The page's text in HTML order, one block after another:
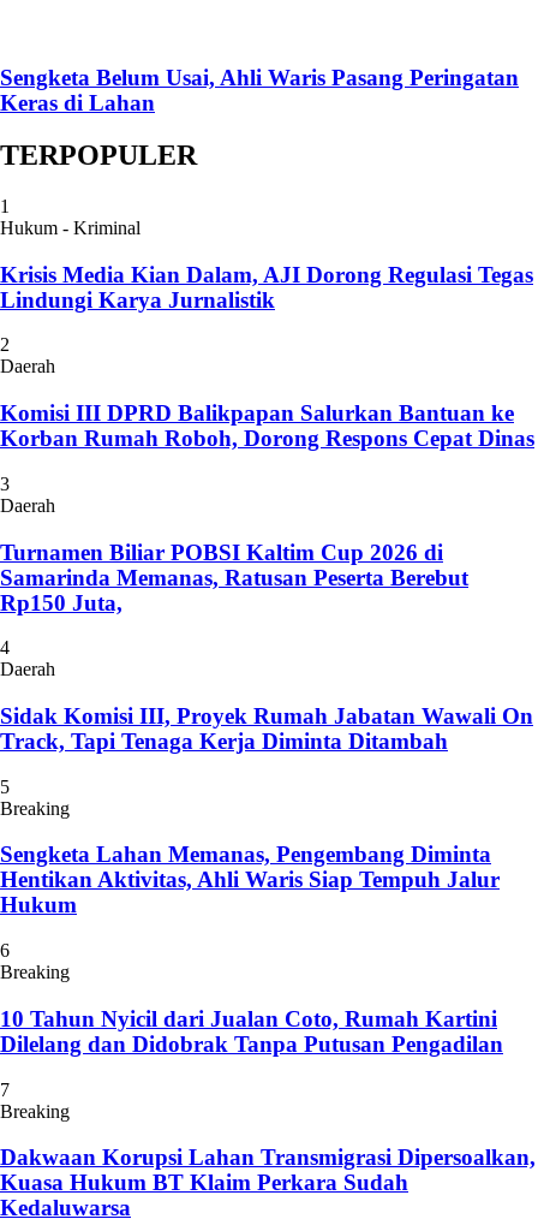
Sengketa Belum Usai, Ahli Waris Pasang Peringatan
Keras di Lahan
TERPOPULER
1
Hukum - Kriminal
Krisis Media Kian Dalam, AJI Dorong Regulasi Tegas
Lindungi Karya Jurnalistik
2
Daerah
Komisi III DPRD Balikpapan Salurkan Bantuan ke
Korban Rumah Roboh, Dorong Respons Cepat Dinas
3
Daerah
Turnamen Biliar POBSI Kaltim Cup 2026 di
Samarinda Memanas, Ratusan Peserta Berebut
Rp150 Juta,
4
Daerah
Sidak Komisi III, Proyek Rumah Jabatan Wawali On
Track, Tapi Tenaga Kerja Diminta Ditambah
5
Breaking
Sengketa Lahan Memanas, Pengembang Diminta
Hentikan Aktivitas, Ahli Waris Siap Tempuh Jalur
Hukum
6
Breaking
10 Tahun Nyicil dari Jualan Coto, Rumah Kartini
Dilelang dan Didobrak Tanpa Putusan Pengadilan
7
Breaking
Dakwaan Korupsi Lahan Transmigrasi Dipersoalkan,
Kuasa Hukum BT Klaim Perkara Sudah
Kedaluwarsa